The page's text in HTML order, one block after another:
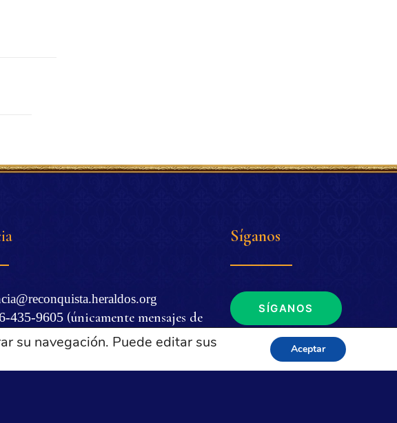
435-9605 (únicamente mensajes de
Síganos
SÍGANOS
su navegación. Puede editar sus Aceptar